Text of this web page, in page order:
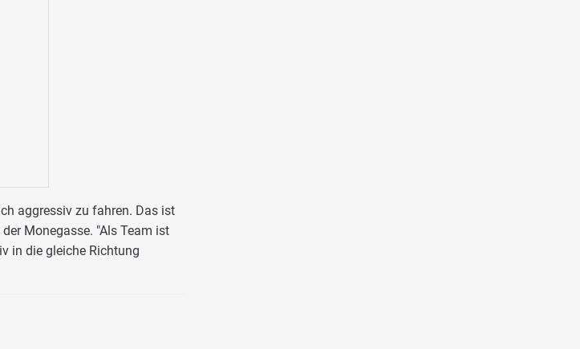
aggressiv zu fahren. Das ist
Monegasse. "Als Team ist
in die gleiche Richtung